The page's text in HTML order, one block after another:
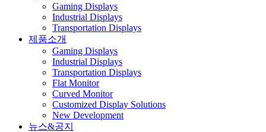
Gaming Displays
Industrial Displays
Transportation Displays
제품소개
Gaming Displays
Industrial Displays
Transportation Displays
Flat Monitor
Curved Monitor
Customized Display Solutions
New Development
뉴스&공지